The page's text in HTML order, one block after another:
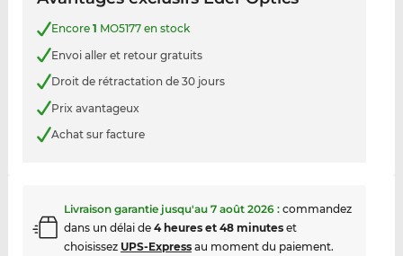
Encore 1 MO5177 en stock
Envoi aller et retour gratuits
Droit de rétractation de 30 jours
Prix avantageux
Achat sur facture
Livraison garantie jusqu'au 7 août 2026: commandez
dans un délai de 4 heures et 48 minuteset
choisissez UPS-Expressau moment du paiement.